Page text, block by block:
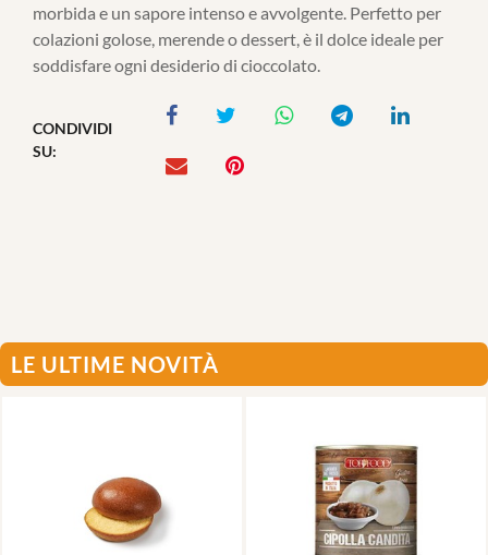
morbida e un sapore intenso e avvolgente. Perfetto per
colazioni golose, merende o dessert, è il dolce ideale per
soddisfare ogni desiderio di cioccolato.
CONDIVIDI
SU:
LE ULTIME NOVITÀ